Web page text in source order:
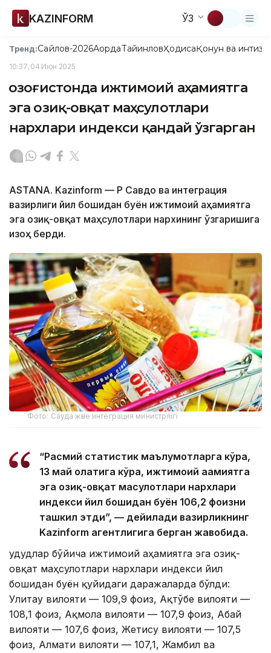
KAZINFORM ЎЗ
Тренд:Сайлов-2026АқордаТайинловҲодисаҚонун ва
10:37, 04 Июн 2025
Қозоғистонда ижтимоий аҳамиятга
эга озиқ-овқат маҳсулотлари
нархлари индекси қандай ўзгарган
ASTANA. Kazinform — ҚР Савдо ва интеграция
вазирлиги йил бошидан буён ижтимоий аҳамиятга
эга озиқ-овқат маҳсулотлари нархининг ўзгаришига
изоҳ берди.
Фото: Сауда және интеграция министрлігі
“Расмий статистик маълумотларга кўра,
13 май ҳолатига кўра, ижтимоий аҳамиятга
эга озиқ-овқат маҳсулотлари нархлари
индекси йил бошидан буён 106,2 фоизни
ташкил этди”, — дейилади вазирликнинг
Kazinform агентлигига берган жавобида.
Ҳудудлар бўйича ижтимоий аҳамиятга эга озиқ-
овқат маҳсулотлари нархлари индекси йил
бошидан буён қуйидаги даражаларда бўлди:
Улитау вилояти — 109,9 фоиз, Ақтўбе вилояти —
108,1 фоиз, Ақмола вилояти — 107,9 фоиз, Абай
вилояти — 107,6 фоиз, Жетису вилояти — 107,5
фоиз, Алмати вилояти — 107,1, Жамбил ва